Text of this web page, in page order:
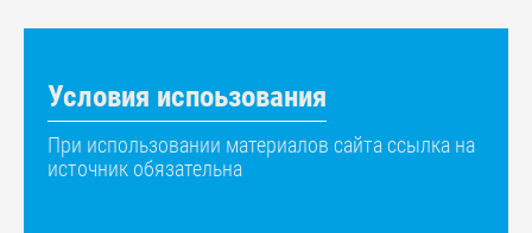
Условия испоьзования
При использовании материалов сайта ссылка на
источник обязательна